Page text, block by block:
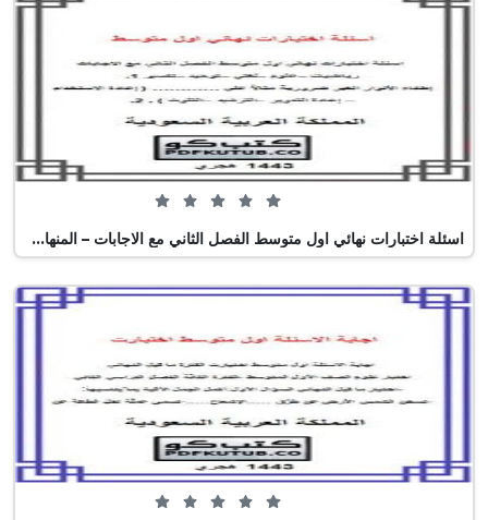
0 من 5 (0 تصويت)
اسئلة اختبارات نهائي اول متوسط الفصل الثاني مع الاجابات – المنهاج السعودي
0 من 5 (0 تصويت)